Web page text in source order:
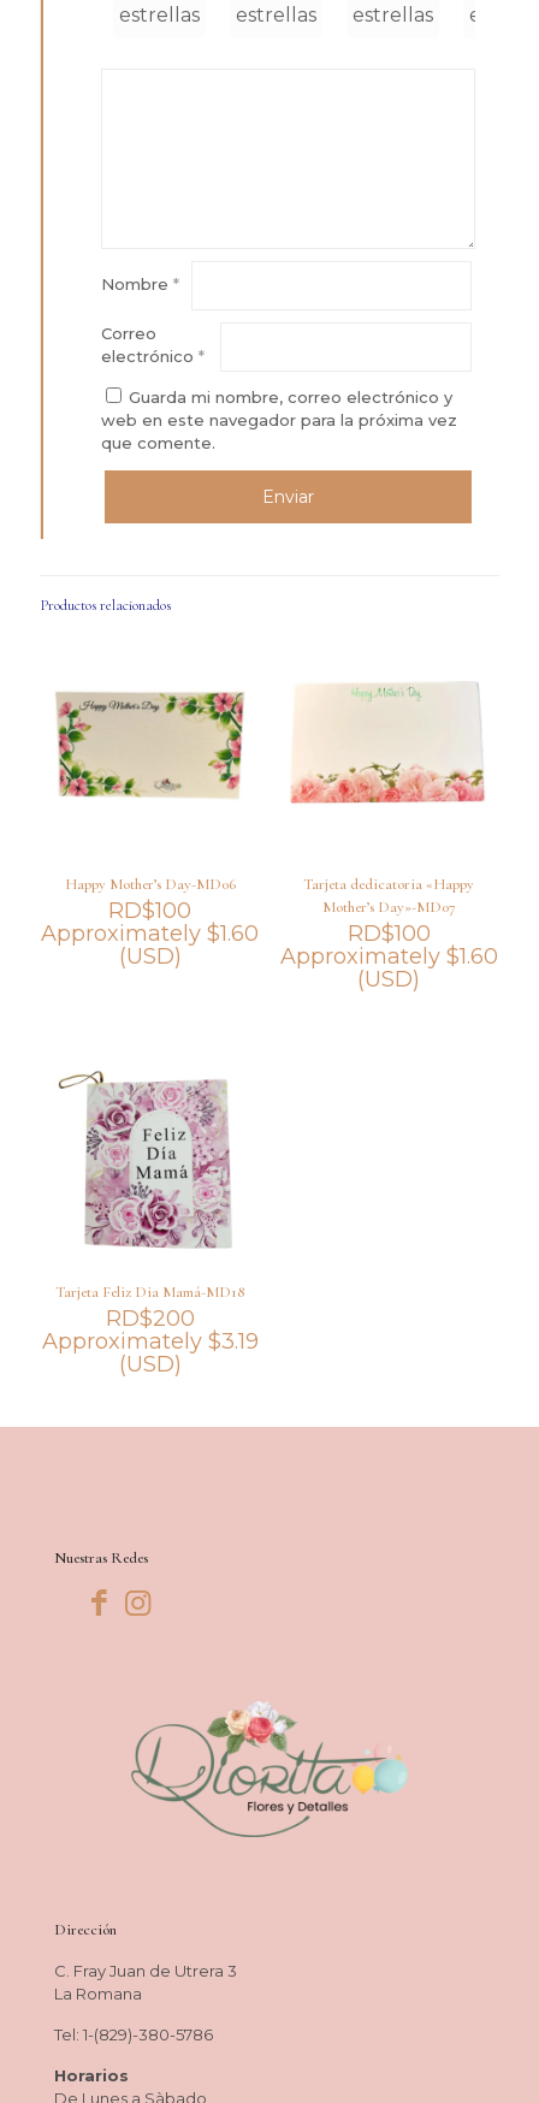
estrellas
estrellas
estrellas
Nombre *
Correo
electrónico *
Guarda mi nombre, correo electrónico y
web en este navegador para la próxima vez
que comente.
Productos relacionados
Happy Mother’s Day-MD06
RD$100
Approximately$1.60
(USD)
Tarjeta dedicatoria «Happy
Mother’s Day»-MD07
RD$100
Approximately $1.60
(USD)
Tarjeta Feliz Dia Mamá-MD18
RD$200
Approximately $3.19
(USD)
Nuestras Redes
Dirección
C. Fray Juan de Utrera 3
La Romana
Tel: 1-(829)-380-5786
Horarios
De Lunes a Sàbado